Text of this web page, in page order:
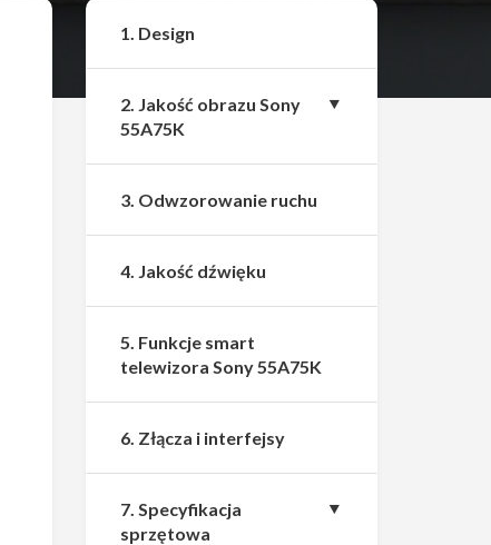
1. Design
2. Jakość obrazu Sony
55A75K
3. Odwzorowanie ruchu
4. Jakość dźwięku
5. Funkcje smart
telewizora Sony 55A75K
6. Złącza i interfejsy
7. Specyfikacja
sprzętowa